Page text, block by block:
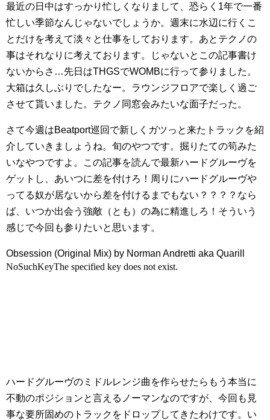
最近の日中はすっかり忙しくなりまして、恐らく1年で一番
忙しい季節なんじゃないでしょうか。週末に水辺に行くこ
とだけを考えて淡々と仕事をしております。あとテクノの
事はそれなりに考えております。じゃないとこの記事書け
ないからさ…先日はTHGSでWOMBに行って参りました。
大箱は久しぶりでしたなー。ラウンジフロアで楽しく過ご
させて貰いました。テクノ同窓会みたいな面子だった。
さて今週はBeatport巡回で新しくガツっと来たトラックを紹
介していきましょうね。旬のやつです。掘りたての筍みた
いなやつですよ。この記事を読んで最新ハードグルーヴを
ゲットし、あいつに差を付けろ！周りにハードグルーヴや
ってる奴が居ないから差を付けるまでもない？？？？なら
ば、いつか出会う強敵（とも）の為に精進しろ！そういう
感じで今回も参りたいと思います。
Obsession (Original Mix) by Norman Andretti aka Quarill
ハードグルーヴのミドルレンジ曲を作らせたらもう本当に
不動のポジションと言えるノーマンなのですが、今回も見
事な要所固めのトラックをドロップしてきたわけです。い